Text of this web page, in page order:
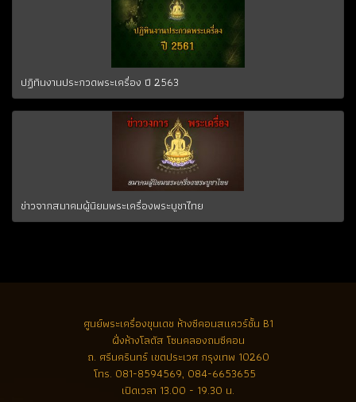
ปฏิทินงานประกวดพระเครื่อง ปี 2563
ข่าวจากสมาคมผู้นิยมพระเครื่องพระบูชาไทย
ศูนย์พระเครื่องขุนเดช ห้างซีคอนสแควร์ชั้น B1
ฝั่งห้างโลตัส โซนคลองถมซีคอน
ถ. ศรีนครินทร์ เขตประเวศ กรุงเทพ 10260
โทร. 081-8594569, 084-6653655
เปิดเวลา 13.00 - 19.30 น.